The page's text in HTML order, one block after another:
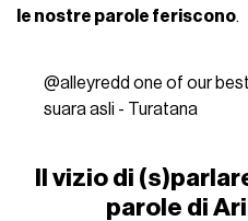
le nostre parole feriscono.
@alleyredd one of our
suara asli - Turatana
Il vizio di
parole di